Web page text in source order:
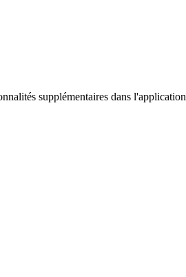
supplémentaires dans l'application